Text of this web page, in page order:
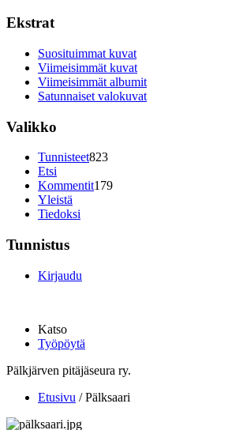
Ekstrat
Suosituimmat kuvat
Viimeisimmät kuvat
Viimeisimmät albumit
Satunnaiset valokuvat
Valikko
Tunnisteet823
Etsi
Kommentit179
Yleistä
Tiedoksi
Tunnistus
Kirjaudu
Katso
Työpöytä
Pälkjärven pitäjäseura ry.
Etusivu /Pälksaari